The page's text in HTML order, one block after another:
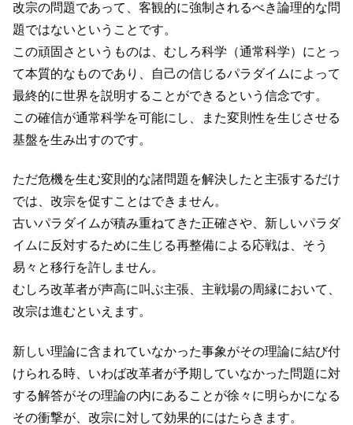
改宗の問題であって、客観的に強制されるべき論理的な問
題ではないということです。
この頑固さというものは、むしろ科学（通常科学）にとっ
て本質的なものであり、自己の信じるパラダイムによって
最終的に世界を説明することができるという信念です。
この確信が通常科学を可能にし、また変則性を生じさせる
基盤を生み出すのです。
ただ危機を生む変則的な諸問題を解決したと主張するだけ
では、改宗を促すことはできません。
古いパラダイムが積み重ねてきた正確さや、新しいパラダ
イムに反対するために生じる再整備による応戦は、そう
易々と移行を許しません。
むしろ改革者が声高に叫ぶ主張、主戦場の周縁において、
改宗は進むといえます。
新しい理論に含まれていなかった事象がその理論に結び付
けられる時、いわば改革者が予期していなかった問題に対
する解答がその理論の内にあることが徐々に明らかになる
その衝撃が、改宗に対して効果的にはたらきます。